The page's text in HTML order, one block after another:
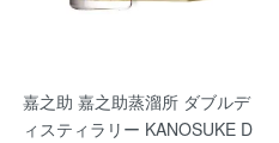
嘉之助 嘉之助蒸溜所 ダブルデ
ィスティラリー KANOSUKE D